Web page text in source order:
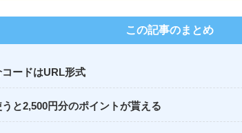
この記事のまとめ
ードはURL形式
と2,500円分のポイントが貰える